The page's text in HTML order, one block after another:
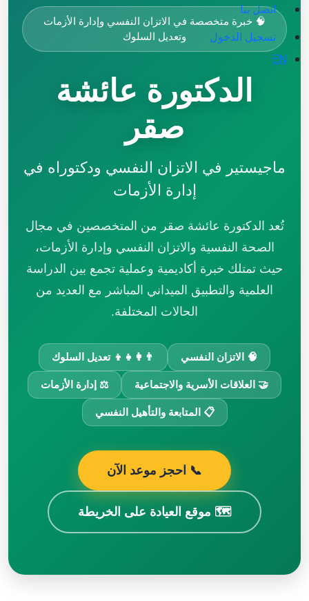
اتصل بنا
تسجيل الدخول
EN
🧠 خبرة متخصصة في الاتزان النفسي وإدارة الأزمات
وتعديل السلوك
الدكتورة عائشة
صقر
ماجيستير في الاتزان النفسي ودكتوراه في
إدارة الأزمات
تُعد الدكتورة عائشة صقر من المتخصصين في مجال
الصحة النفسية والاتزان النفسي وإدارة الأزمات،
حيث تمتلك خبرة أكاديمية وعملية تجمع بين الدراسة
العلمية والتطبيق الميداني المباشر مع العديد من
الحالات المختلفة.
🧠 الاتزان النفسي 👨‍👩‍👧‍👦 تعديل السلوك
🤝 العلاقات الأسرية والاجتماعية ⚖️ إدارة الأزمات
📋 المتابعة والتأهيل النفسي
📞 احجز موعد الآن
🗺️ موقع العيادة على الخريطة